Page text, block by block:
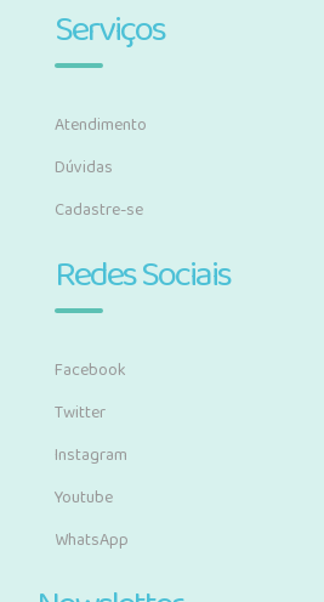
Serviços
Atendimento
Dúvidas
Cadastre-se
Redes Sociais
Facebook
Twitter
Instagram
Youtube
WhatsApp